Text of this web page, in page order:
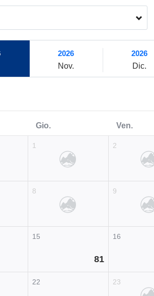
2026
Nov.
2026
Dic.
Gio.
1
8
15
81
22
Ven.
2
9
16
23